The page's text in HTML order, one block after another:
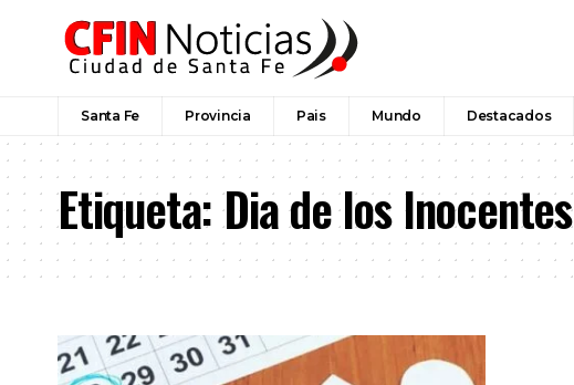
Santa Fe Provincia Pais Mundo Destacados
Etiqueta:Dia de los Inocentes